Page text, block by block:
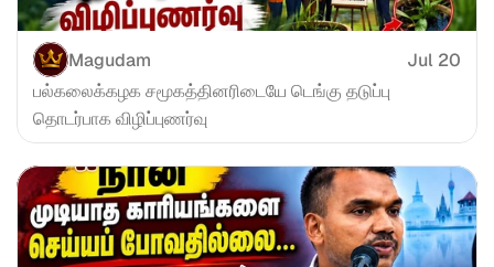
Magudam
Jul 20
பல்கலைக்கழக சமூகத்தினரிடையே டெங்கு தடுப்பு
தொடர்பாக விழிப்புணர்வு